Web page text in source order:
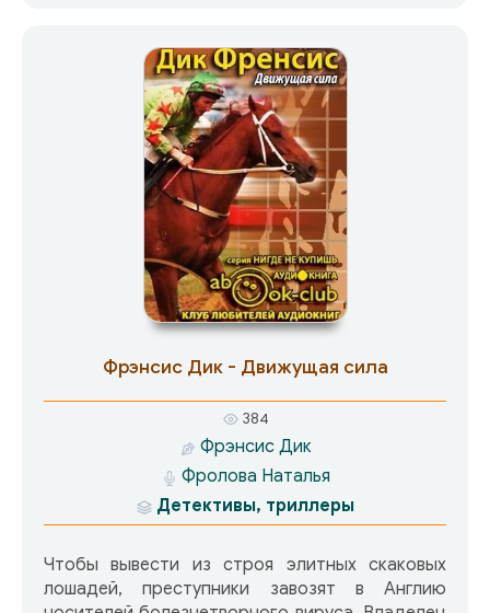
авантюристы, осмелившиеся прикоснуться к
тайне золотого изваяния Великой Матери, но
она открывалась лишь тем, кого выбирала
сама. А в начале Третьего тысячелетия
случилось то, что ранее казалось
невозможным — Золотая Женщина покинула
свое древнее убежище и очутилась в одном из
самых циничных и совсем не волшебных
городов мира — в Москве… И все это было
только завязкой удивительной истории, в
которой причудливо переплелись судьбы
множества людей — от сыщиков экстра-
класса до простых олигархов, приоткрылись
многие тайны далекого и близкого прошлого, а
главное, оказалось, что волшебниками не
рождаются, ими становятся. Вернее, не
волшебниками — Искусниками. Впрочем, обо
всем по порядку… На данный момент это
единственная озвученная книга серии. Цикл
«La mystique de Moskou» состоит из
произведений, никак не связанных друг с
другом.
Фрэнсис Дик - Движущая сила
384
Фрэнсис Дик
Фролова Наталья
Детективы, триллеры
Чтобы вывести из строя элитных скаковых
лошадей, преступники завозят в Англию